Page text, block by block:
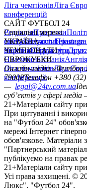
Ліга чемпіонівЛіга
конференцій
САЙТ ФУТБОЛ 24
РедакціяПрогнози
сайтуКонтактиПравила
політикаСтруктура
Соціальні мережі
facebookxyoutube
УКРАЇНА
УкраїнаПерша ліга
ЧЕМПІОНАТИ
НімеччинаІспаніяАнглія
ЄВРОКУБКИ
Ліга чемпіонівЛіга
конференцій
Онлайн-медіа «Футбол
79008Телефон +380
— legal@24tv.com.ua
суб’єктів у сфері
21+Матеріали сайту
При цитуванні і
на "Футбол 24"
мережі Інтернет
обов'язкове. Матеріали
"Партнерський
публікуємо на правах
21+Матеріали сайту
Усi права захищенi. ©
Люкс". "Футбол 24".